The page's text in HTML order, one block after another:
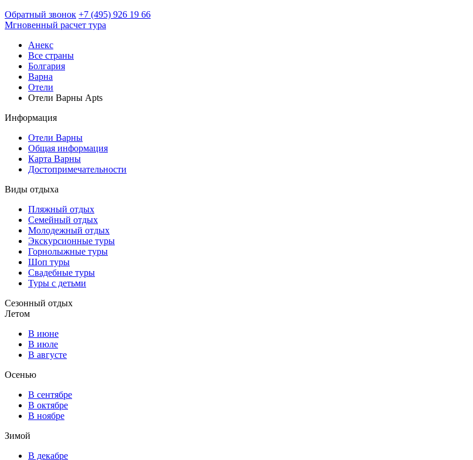
Обратный звонок +7 (495) 926 19 66
Мгновенный расчет тура
Анекс
Все страны
Болгария
Варна
Отели
Отели Варны Apts
Информация
Отели Варны
Общая информация
Карта Варны
Достопримечательности
Виды отдыха
Пляжный отдых
Семейный отдых
Молодежный отдых
Экскурсионные туры
Горнолыжные туры
Шоп туры
Свадебные туры
Туры с детьми
Сезонный отдых
Летом
В июне
В июле
В августе
Осенью
В сентябре
В октябре
В ноябре
Зимой
В декабре